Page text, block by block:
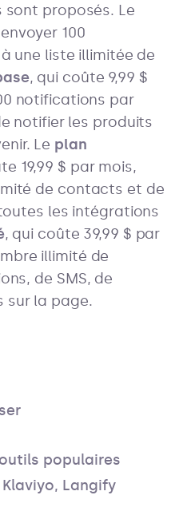
proposés. Le
100
une liste illimitée de
, qui coûte 9,99 $
notifications par
notifier les produits
Le plan
19,99 $ par mois,
de contacts et de
les intégrations
, qui coûte 39,99 $ par
illimité de
de SMS, de
sur la page.
populaires
Langify